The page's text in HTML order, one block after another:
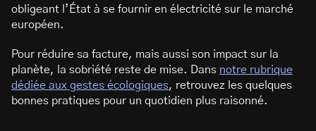
obligeant l’État à se fournir en électricité sur le marché
européen.
Pour réduire sa facture, mais aussi son impact sur la
planète, la sobriété reste de mise. Dans notre rubrique
dédiée aux gestes écologiques, retrouvez les quelques
bonnes pratiques pour un quotidien plus raisonné.